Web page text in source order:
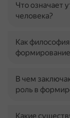
Что означает
человека?
Как
В чем
роль в
Какие